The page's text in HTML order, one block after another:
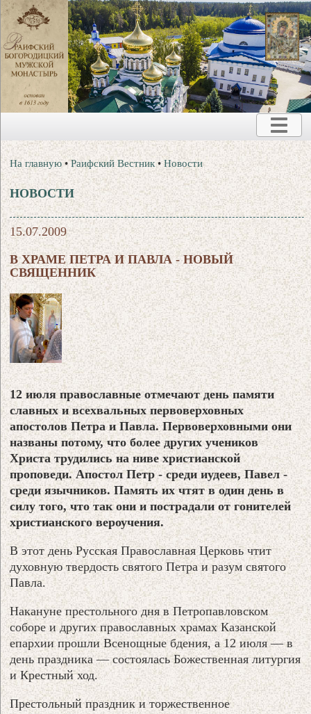
На главную •Раифский Вестник •Новости
НОВОСТИ
15.07.2009
В ХРАМЕ ПЕТРА И ПАВЛА - НОВЫЙ
СВЯЩЕННИК
12 июля православные отмечают день памяти
славных и всехвальных первоверховных
апостолов Петра и Павла. Первоверховными они
названы потому, что более других учеников
Христа трудились на ниве христианской
проповеди. Апостол Петр - среди иудеев, Павел -
среди язычников. Память их чтят в один день в
силу того, что так они и пострадали от гонителей
христианского вероучения.
В этот день Русская Православная Церковь чтит
духовную твердость святого Петра и разум святого
Павла.
Накануне престольного дня в Петропавловском
соборе и других православных храмах Казанской
епархии прошли Всенощные бдения, а 12 июля — в
день праздника — состоялась Божественная литургия
и Крестный ход.
Престольный праздник и торжественное